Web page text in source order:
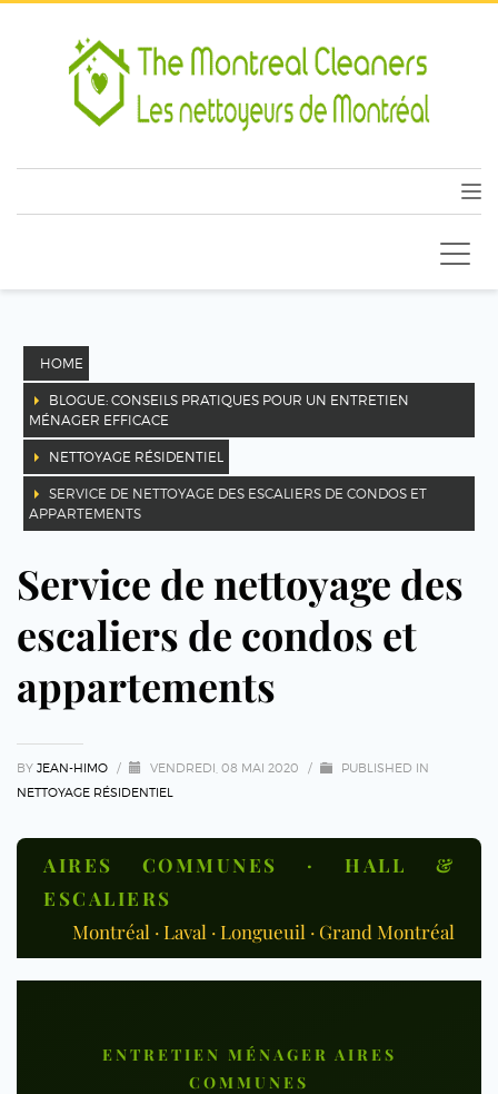
HOME
BLOGUE: CONSEILS PRATIQUES POUR UN ENTRETIEN
MÉNAGER EFFICACE
NETTOYAGE RÉSIDENTIEL
SERVICE DE NETTOYAGE DES ESCALIERS DE CONDOS ET
APPARTEMENTS
Service de nettoyage des
escaliers de condos et
appartements
BY JEAN-HIMO / VENDREDI, 08 MAI 2020 /
PUBLISHED IN
NETTOYAGE RÉSIDENTIEL
AIRES COMMUNES · HALL &
ESCALIERS
Montréal · Laval · Longueuil · Grand Montréal
ENTRETIEN MÉNAGER AIRES
COMMUNES